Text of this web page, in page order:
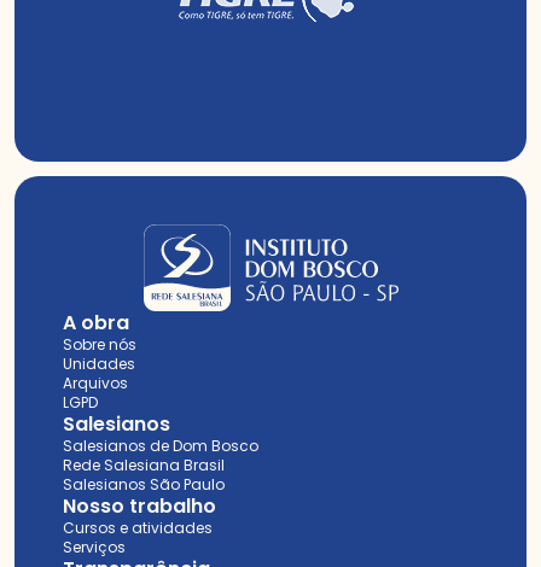
A obra
Sobre nós
Unidades
Arquivos
LGPD
Salesianos
Salesianos de Dom Bosco
Rede Salesiana Brasil
Salesianos São Paulo
Nosso trabalho
Cursos e atividades
Serviços